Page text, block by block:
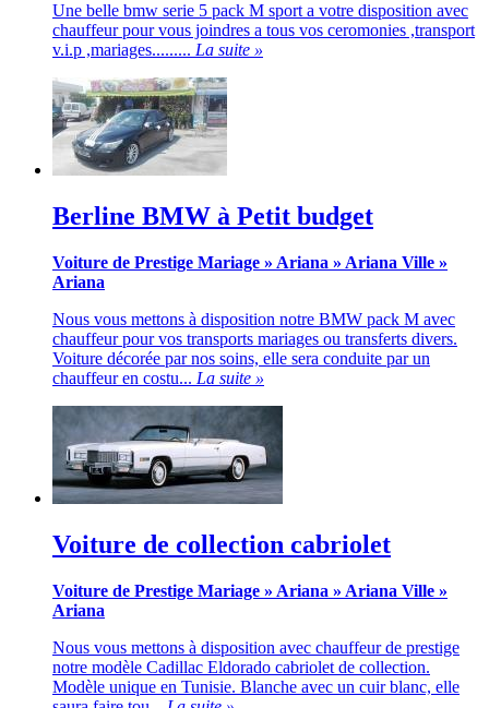
Une belle bmw serie 5 pack M sport a votre disposition avec
chauffeur pour vous joindres a tous vos ceromonies ,transport
v.i.p ,mariages......... La suite »
Berline BMW à Petit budget
Voiture de Prestige Mariage » Ariana » Ariana Ville »
Ariana
Nous vous mettons à disposition notre BMW pack M avec
chauffeur pour vos transports mariages ou transferts divers.
Voiture décorée par nos soins, elle sera conduite par un
chauffeur en costu... La suite »
Voiture de collection cabriolet
Voiture de Prestige Mariage » Ariana » Ariana Ville »
Ariana
Nous vous mettons à disposition avec chauffeur de prestige
notre modèle Cadillac Eldorado cabriolet de collection.
Modèle unique en Tunisie. Blanche avec un cuir blanc, elle